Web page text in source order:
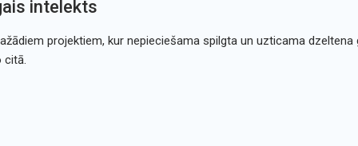
intelekts
projektiem, kur nepieciešama spilgta un uzticama